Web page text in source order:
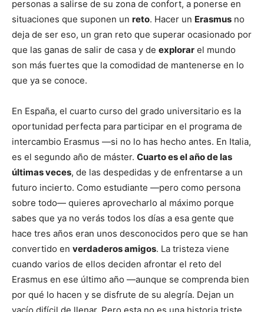
personas a salirse de su zona de confort, a ponerse en
situaciones que suponen un reto. Hacer un Erasmus no
deja de ser eso, un gran reto que superar ocasionado por
que las ganas de salir de casa y de explorar el mundo
son más fuertes que la comodidad de mantenerse en lo
que ya se conoce.
En España, el cuarto curso del grado universitario es la
oportunidad perfecta para participar en el programa de
intercambio Erasmus —si no lo has hecho antes. En Italia,
es el segundo año de máster. Cuarto es el año de las
últimas veces, de las despedidas y de enfrentarse a un
futuro incierto. Como estudiante —pero como persona
sobre todo— quieres aprovecharlo al máximo porque
sabes que ya no verás todos los días a esa gente que
hace tres años eran unos desconocidos pero que se han
convertido en verdaderos amigos. La tristeza viene
cuando varios de ellos deciden afrontar el reto del
Erasmus en ese último año —aunque se comprenda bien
por qué lo hacen y se disfrute de su alegría. Dejan un